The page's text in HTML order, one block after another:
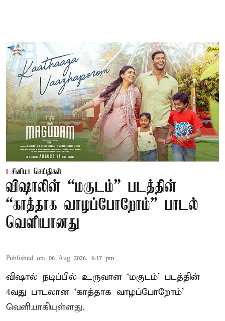
சினிமா செய்திகள்
விஷாலின் “மகுடம்” படத்தின்
“காத்தாக வாழப்போறோம்” பாடல்
வெளியானது
Published on: 06 Aug 2026, 6:17 pm
விஷால் நடிப்பில் உருவான ‘மகுடம்’ படத்தின்
4வது பாடலான ‘காத்தாக வாழப்போறோம்’
வெளியாகியுள்ளது.